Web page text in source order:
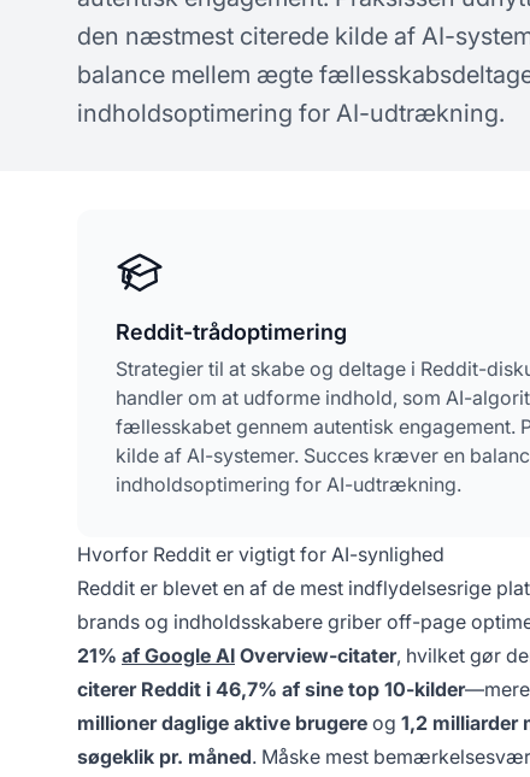
den næstmest citerede kilde af AI-
balance mellem ægte
indholdsoptimering for AI-udtrækning.
Reddit-trådoptimering
Strategier til at skabe og deltage i Reddit-
handler om at udforme indhold, som AI-
fællesskabet gennem autentisk engagement.
kilde af AI-systemer. Succes kræver en
indholdsoptimering for AI-udtrækning.
Hvorfor Reddit er vigtigt for AI-synlighed
Reddit er blevet en af de mest indflydelsesrige
brands og indholdsskabere griber off-page
21% af Google AI Overview-citater, hvilket gør
citerer Reddit i 46,7% af sine top 10-kilder—mere
millioner daglige aktive brugere og 1,2 milliarder
søgeklik pr. måned. Måske mest